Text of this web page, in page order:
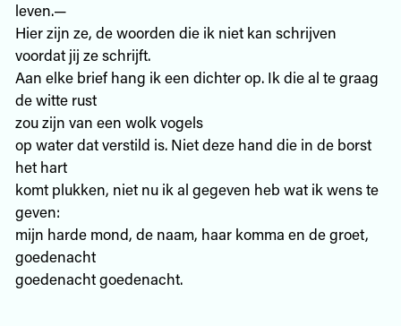
leven.—
Hier zijn ze, de woorden die ik niet kan schrijven
voordat jij ze schrijft.
Aan elke brief hang ik een dichter op. Ik die al te graag
de witte rust
zou zijn van een wolk vogels
op water dat verstild is. Niet deze hand die in de borst
het hart
komt plukken, niet nu ik al gegeven heb wat ik wens te
geven:
mijn harde mond, de naam, haar komma en de groet,
goedenacht
goedenacht goedenacht.